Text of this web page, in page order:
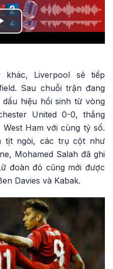
Play
Liverpool sẽ tiếp
Sau chuỗi trận đang
hiệu hồi sinh từ vòng
United 0-0, thắng
Ham với cùng tỷ số.
tịt ngòi, các trụ cột như
Mohamed Salah đã ghi
đoàn đỏ cũng mới được
Davies và Kabak.